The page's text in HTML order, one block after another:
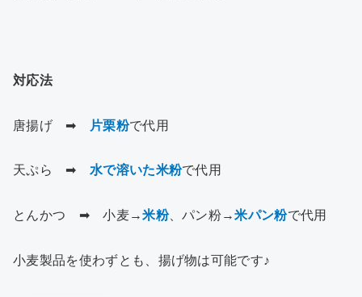
対応法
唐揚げ ➡ 片栗粉で代用
天ぷら ➡ 水で溶いた米粉で代用
とんかつ ➡ 小麦→米粉、パン粉→米パン粉で代用
小麦製品を使わずとも、揚げ物は可能です♪